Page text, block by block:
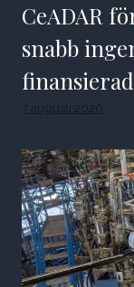
CeADAR
snabb
7 augusti 2026